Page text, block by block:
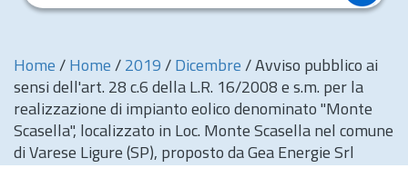
Home / Home / 2019 / Dicembre / Avviso pubblico ai
sensi dell'art. 28 c.6 della L.R. 16/2008 e s.m. per la
realizzazione di impianto eolico denominato "Monte
Scasella", localizzato in Loc. Monte Scasella nel comune
di Varese Ligure (SP), proposto da Gea Energie Srl